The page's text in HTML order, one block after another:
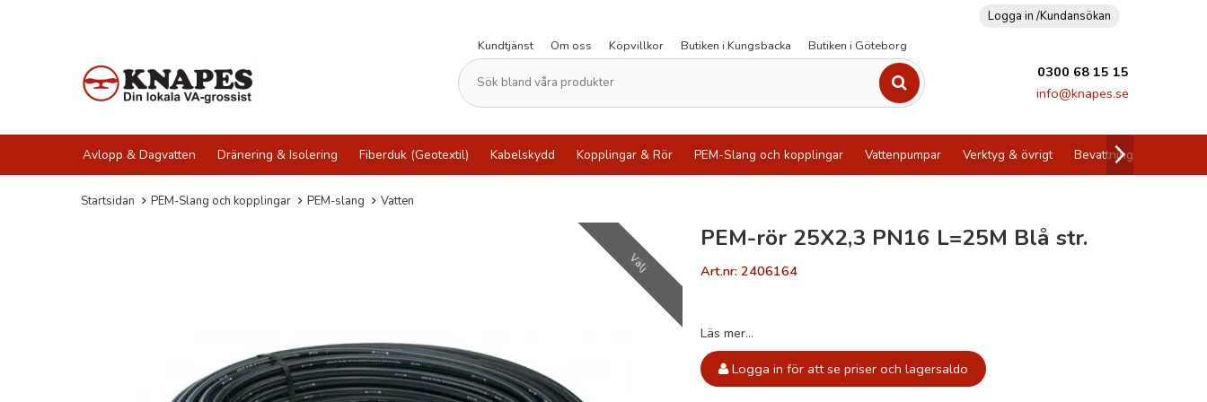
Logga in /Kundansökan
Kundtjänst
Om oss Köpvillkor Butiken i Kungsbacka Butiken i Göteborg
0300 68 15 15
info@knapes.se
Avlopp & Dagvatten Dränering & Isolering Fiberduk (Geotextil) Kabelskydd Kopplingar & Rör PEM-Slang och kopplingar Vattenpumpar Verktyg & övrigt Bevattning
Startsidan PEM-Slang och kopplingar PEM-slang Vatten
Välj
PEM-rör 25X2,3 PN16 L=25M Blå str.
Art.nr: 2406164
Läs mer...
Logga in för att se priser och lagersaldo